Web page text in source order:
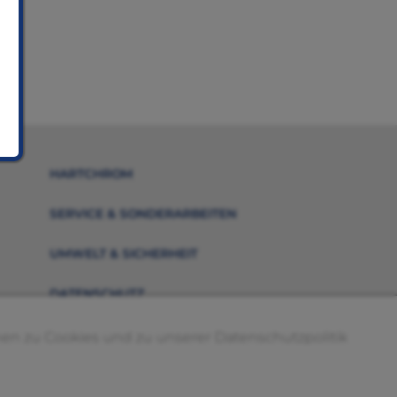
HARTCHROM
SERVICE & SONDERARBEITEN
UMWELT & SICHERHEIT
DATENSCHUTZ